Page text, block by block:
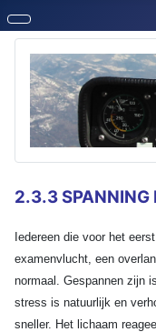
2.3.3 SPANNING
Iedereen die voor het
examenvlucht, een
normaal. Gespannen zijn
stress is natuurlijk en
sneller. Het lichaam